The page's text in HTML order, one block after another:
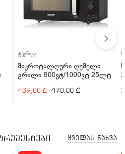
ტექნიკა
მიკროტალღური ღუმელი
გრილი 900ვტ/1000ვტ 25ლტ
470,00₾
439,00 ₾
ყველას ნახვა